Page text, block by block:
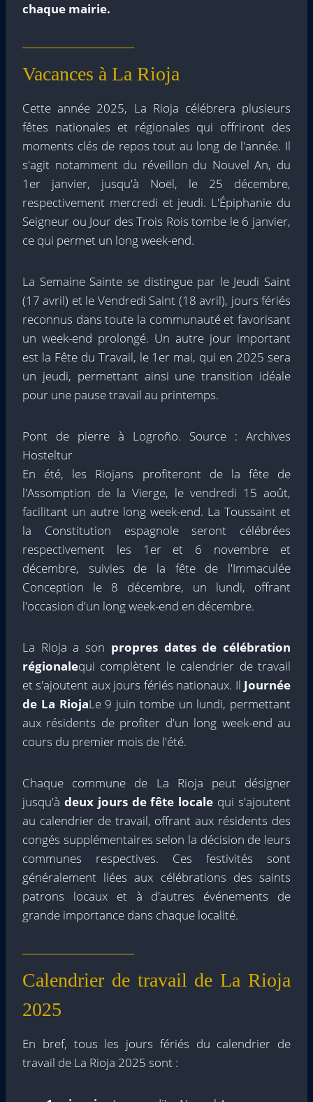
chaque mairie.
Vacances à La Rioja
Cette année 2025, La Rioja célébrera plusieurs
fêtes nationales et régionales qui offriront des
moments clés de repos tout au long de l'année. Il
s'agit notamment du réveillon du Nouvel An, du
1er janvier, jusqu'à Noël, le 25 décembre,
respectivement mercredi et jeudi. L'Épiphanie du
Seigneur ou Jour des Trois Rois tombe le 6 janvier,
ce qui permet un long week-end.
La Semaine Sainte se distingue par le Jeudi Saint
(17 avril) et le Vendredi Saint (18 avril), jours fériés
reconnus dans toute la communauté et favorisant
un week-end prolongé. Un autre jour important
est la Fête du Travail, le 1er mai, qui en 2025 sera
un jeudi, permettant ainsi une transition idéale
pour une pause travail au printemps.
Pont de pierre à Logroño. Source : Archives
Hosteltur
En été, les Riojans profiteront de la fête de
l'Assomption de la Vierge, le vendredi 15 août,
facilitant un autre long week-end. La Toussaint et
la Constitution espagnole seront célébrées
respectivement les 1er et 6 novembre et
décembre, suivies de la fête de l'Immaculée
Conception le 8 décembre, un lundi, offrant
l'occasion d'un long week-end en décembre.
La Rioja a son propres dates de célébration
régionalequi complètent le calendrier de travail
et s'ajoutent aux jours fériés nationaux. Il Journée
de La RiojaLe 9 juin tombe un lundi, permettant
aux résidents de profiter d'un long week-end au
cours du premier mois de l'été.
Chaque commune de La Rioja peut désigner
jusqu'à deux jours de fête locale qui s'ajoutent
au calendrier de travail, offrant aux résidents des
congés supplémentaires selon la décision de leurs
communes respectives. Ces festivités sont
généralement liées aux célébrations des saints
patrons locaux et à d'autres événements de
grande importance dans chaque localité.
Calendrier de travail de La Rioja
2025
En bref, tous les jours fériés du calendrier de
travail de La Rioja 2025 sont :